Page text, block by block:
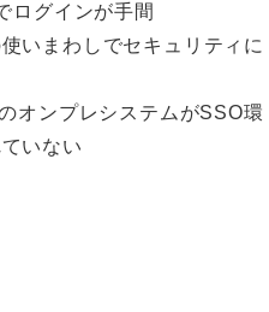
ログインが手間
いまわしでセキュリティに
オンプレシステムがSSO環
いない